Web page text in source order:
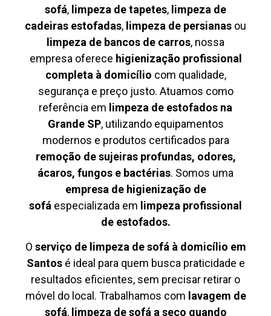
sofá, limpeza de tapetes, limpeza de
cadeiras estofadas, limpeza de persianas ou
limpeza de bancos de carros, nossa
empresa oferece higienização profissional
completa à domicílio com qualidade,
segurança e preço justo. Atuamos como
referência em limpeza de estofados na
Grande SP, utilizando equipamentos
modernos e produtos certificados para
remoção de sujeiras profundas, odores,
ácaros, fungos e bactérias. Somos uma
empresa de higienização de
sofá especializada em limpeza profissional
de estofados.
O serviço de limpeza de sofá à domicílio em
Santosé ideal para quem busca praticidade e
resultados eficientes, sem precisar retirar o
móvel do local. Trabalhamos com lavagem de
sofá, limpeza de sofá a seco quando